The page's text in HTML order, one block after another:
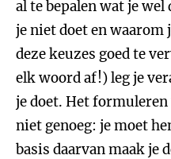
al te bepalen wat je
je niet doet en waarom
deze keuzes goed te
elk woord af!) leg je
je doet. Het formuleren
niet genoeg: je moet
basis daarvan maak je